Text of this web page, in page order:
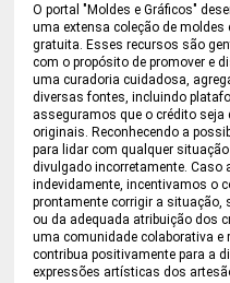
O portal "Moldes e Gráficos"
uma extensa coleção de
gratuita. Esses recursos são
com o propósito de promover e
uma curadoria cuidadosa,
diversas fontes, incluindo
asseguramos que o crédito
originais. Reconhecendo a
para lidar com qualquer
divulgado incorretamente.
indevidamente, incentivamos o
prontamente corrigir a situação,
ou da adequada atribuição dos
uma comunidade colaborativa e
contribua positivamente para a
expressões artísticas dos